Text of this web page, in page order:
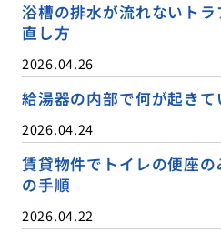
浴槽の排水が流れないト
直し方
2026.04.26
給湯器の内部で何が起き
2026.04.24
賃貸物件でトイレの便座
の手順
2026.04.22